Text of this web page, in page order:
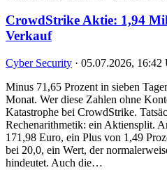
CrowdStrike Aktie: 1,94
Verkauf
Cyber Security · 05.07.2026, 16:42
Minus 71,65 Prozent in sieben
Monat. Wer diese Zahlen ohne
Katastrophe bei CrowdStrike.
Rechenarithmetik: ein Aktiensplit.
171,98 Euro, ein Plus von 1,49
bei 20,0, ein Wert, der
hindeutet. Auch die…